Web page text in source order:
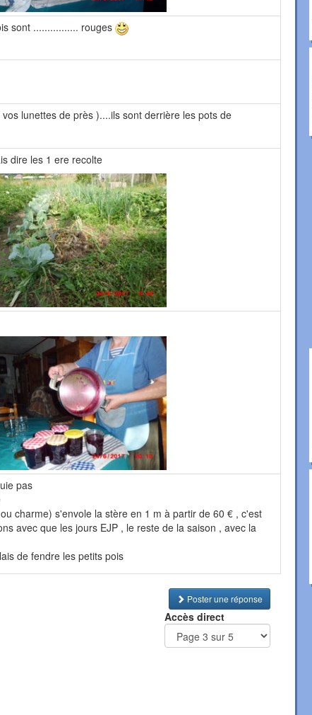
sont ................ rouges
lunettes de près )....ils sont derrière les pots de
dire les 1 ere recolte
pas
charme) s'envole la stère en 1 m à partir de 60 € , c'est
avec que les jours EJP , le reste de la saison , avec la
de fendre les petits pois
Poster une réponse
Accès direct